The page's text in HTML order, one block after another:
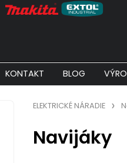
KONTAKT BLOG
ELEKTRICKÉ NÁRADIE
Navijáky